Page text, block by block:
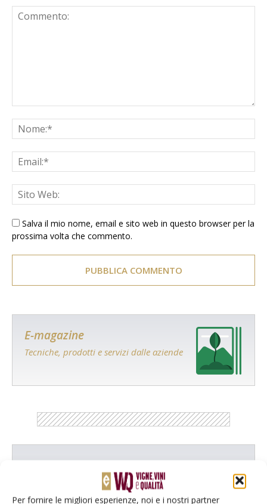
Per fornire le migliori esperienze, noi e i nostri partner
Salva il mio nome, email e sito web in questo browser per la
prossima volta che commento.
E-magazine
Tecniche, prodotti e servizi dalle aziende
Un modo semplice per cercare un'azienda o un
prodotto!